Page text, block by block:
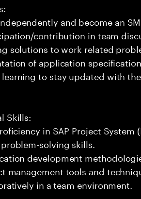
and become an
contribution in team
solutions to work related
of application
to stay updated with
Skills:
in SAP Project System
solving skills.
development
management tools and
in a team environment.